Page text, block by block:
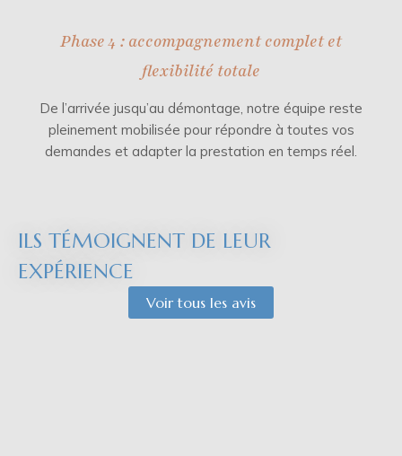
Phase 4 : accompagnement complet et
flexibilité totale
De l’arrivée jusqu’au démontage, notre équipe reste
pleinement mobilisée pour répondre à toutes vos
demandes et adapter la prestation en temps réel.
ILS TÉMOIGNENT DE LEUR
EXPÉRIENCE
Voir tous les avis